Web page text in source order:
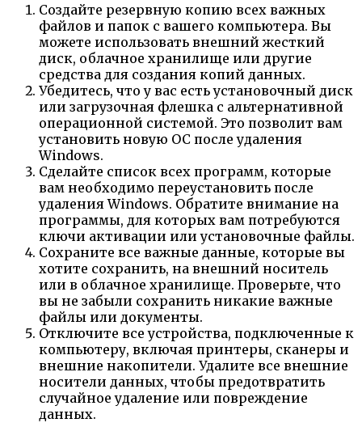
Создайте резервную копию всех важных
файлов и папок с вашего компьютера. Вы
можете использовать внешний жесткий
диск, облачное хранилище или другие
средства для создания копий данных.
Убедитесь, что у вас есть установочный диск
или загрузочная флешка с альтернативной
операционной системой. Это позволит вам
установить новую ОС после удаления
Windows.
Сделайте список всех программ, которые
вам необходимо переустановить после
удаления Windows. Обратите внимание на
программы, для которых вам потребуются
ключи активации или установочные файлы.
Сохраните все важные данные, которые вы
хотите сохранить, на внешний носитель
или в облачное хранилище. Проверьте, что
вы не забыли сохранить никакие важные
файлы или документы.
Отключите все устройства, подключенные к
компьютеру, включая принтеры, сканеры и
внешние накопители. Удалите все внешние
носители данных, чтобы предотвратить
случайное удаление или повреждение
данных.